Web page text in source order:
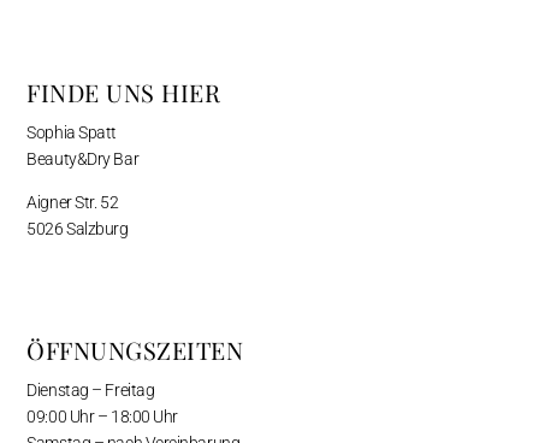
FINDE UNS HIER
Sophia Spatt
Beauty&Dry Bar
Aigner Str. 52
5026 Salzburg
ÖFFNUNGSZEITEN
Dienstag – Freitag
09:00 Uhr – 18:00 Uhr